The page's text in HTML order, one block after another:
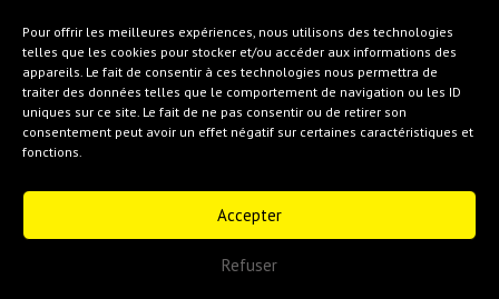
Pour offrir les meilleures expériences, nous utilisons des technologies
telles que les cookies pour stocker et/ou accéder aux informations des
appareils. Le fait de consentir à ces technologies nous permettra de
traiter des données telles que le comportement de navigation ou les ID
uniques sur ce site. Le fait de ne pas consentir ou de retirer son
consentement peut avoir un effet négatif sur certaines caractéristiques et
fonctions.
Accepter
Refuser